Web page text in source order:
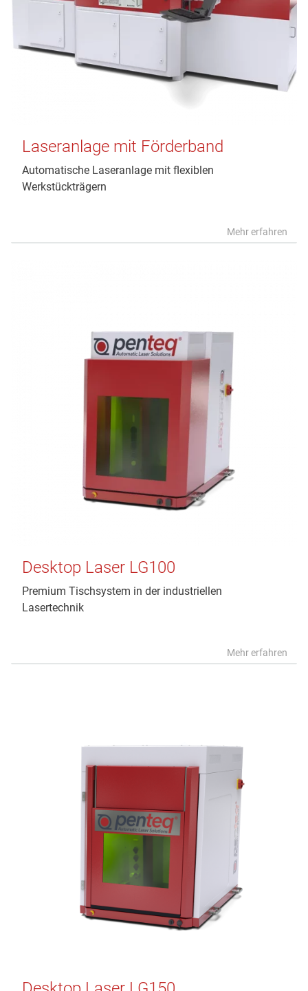
Laseranlage mit Förderband
Automatische Laseranlage mit flexiblen
Werkstückträgern
Mehr erfahren
Desktop Laser LG100
Premium Tischsystem in der industriellen
Lasertechnik
Mehr erfahren